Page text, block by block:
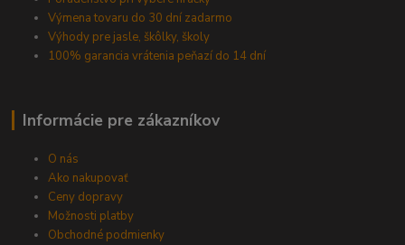
Výmena tovaru do 30 dní zadarmo
Výhody pre jasle, škôlky, školy
100% garancia vrátenia peňazí do 14 dní
Informácie pre zákazníkov
O nás
Ako nakupovať
Ceny dopravy
Možnosti platby
Obchodné podmienky